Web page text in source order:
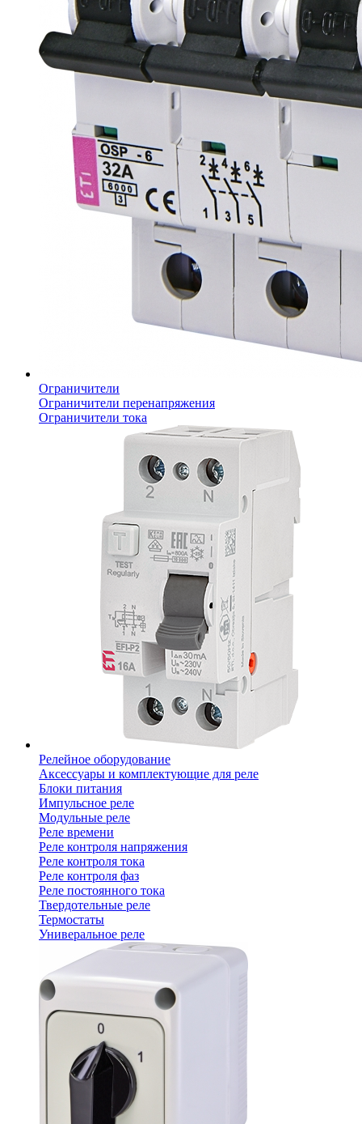
Ограничители
Ограничители перенапряжения
Ограничители тока
Релейное оборудование
Аксессуары и комплектующие для реле
Блоки питания
Импульсное реле
Модульные реле
Реле времени
Реле контроля напряжения
Реле контроля тока
Реле контроля фаз
Реле постоянного тока
Твердотельные реле
Термостаты
Универальное реле